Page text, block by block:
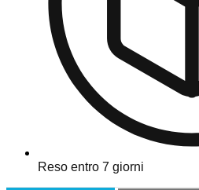
Reso entro 7 giorni